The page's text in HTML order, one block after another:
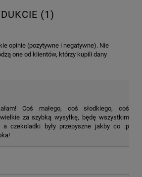
(1)
opinie (pozytywne i negatywne). Nie
one od klientów, którzy kupili dany
Coś małego, coś słodkiego, coś
za szybką wysyłkę, będę wszystkim
czekoladki były przepyszne jakby co :p